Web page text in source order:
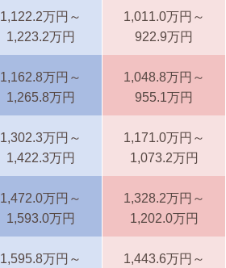
1,122.2万円～
1,223.2万円
1,011.0万円～
922.9万円
1,162.8万円～
1,265.8万円
1,048.8万円～
955.1万円
1,302.3万円～
1,422.3万円
1,171.0万円～
1,073.2万円
1,472.0万円～
1,593.0万円
1,328.2万円～
1,202.0万円
1,595.8万円～ 1,443.6万円～